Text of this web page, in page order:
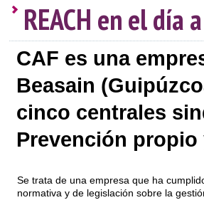
REACH en el día
CAF es una
Beasain
cinco centrales
Prevención
Se trata de una empresa que ha
normativa y de legislación sobre la